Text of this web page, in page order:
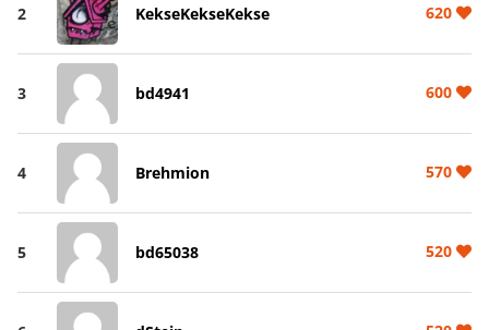
2 KekseKekseKekse 620
3 bd4941 600
4 Brehmion 570
5 bd65038 520